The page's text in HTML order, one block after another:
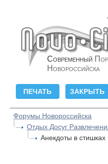
Современный
Новороссийска
Форумы Новороссийска
Отдых Досуг
Анекдоты в стишках